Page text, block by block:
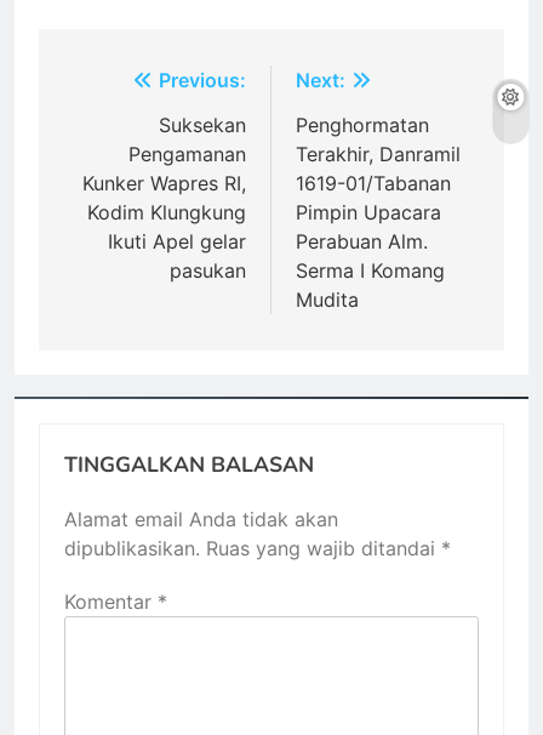
NavigasiPrevious:
Suksekan
Pengamanan
Kunker Wapres RI,
Kodim Klungkung
Ikuti Apel gelar
pasukan
Next:
Penghormatan
Terakhir, Danramil
1619-01/Tabanan
Pimpin Upacara
Perabuan Alm.
Serma I Komang
Mudita
TINGGALKAN BALASAN
Alamat email Anda tidak akan
dipublikasikan. Ruas yang wajib ditandai *
Komentar *